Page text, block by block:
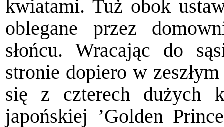
kwiatami. Tuż obok
oblegane przez
słońcu. Wracając do
stronie dopiero w
się z czterech dużych
japońskiej ’Golden